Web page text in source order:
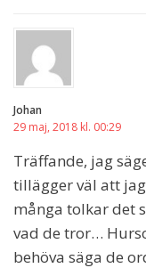
Johan
29 maj, 2018 kl. 00:29
Träffande, jag
tillägger väl att
många tolkar det
vad de tror…
behöva säga de